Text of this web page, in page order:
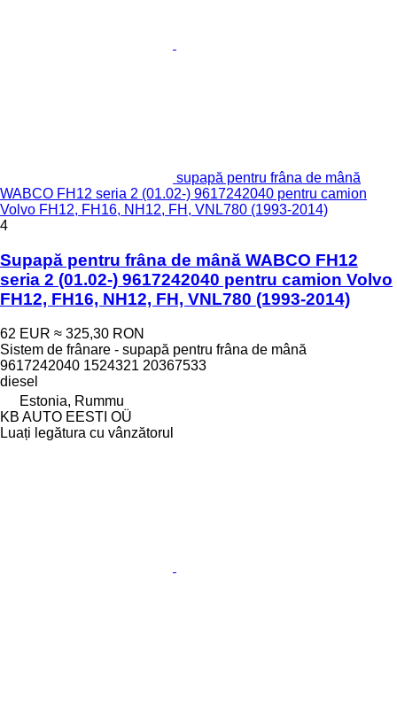
supapă pentru frâna de mână
WABCO FH12 seria 2 (01.02-) 9617242040 pentru camion
Volvo FH12, FH16, NH12, FH, VNL780 (1993-2014)
4
Supapă pentru frâna de mână WABCO FH12
seria 2 (01.02-) 9617242040 pentru camion Volvo
FH12, FH16, NH12, FH, VNL780 (1993-2014)
62 EUR ≈ 325,30 RON
Sistem de frânare - supapă pentru frâna de mână
9617242040 1524321 20367533
diesel
Estonia, Rummu
KB AUTO EESTI OÜ
Luați legătura cu vânzătorul